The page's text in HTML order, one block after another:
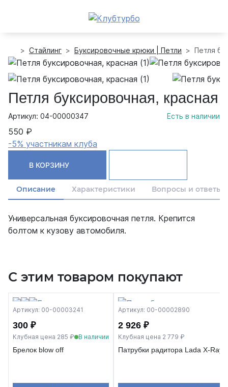
Стайлинг Буксировочные крюки | Петли Петля
Петля буксировочная, красная
Артикул: 04-00000347 Есть в наличии
550 ₽
-5% участникам клуба
В КОРЗИНУ
Описание Характеристики Вопросы и ответы
Универсальная буксировочная петля. Крепится
болтом к кузову автомобиля.
С этим товаром покупают
Артикул: 00-00003241
300 ₽
Клубная цена 285 ₽ В наличии
Брелок blow off
Артикул: 00-00002890
2 926 ₽
Клубная цена 2 779 ₽
Патрубки радитора Lada X-Ray,